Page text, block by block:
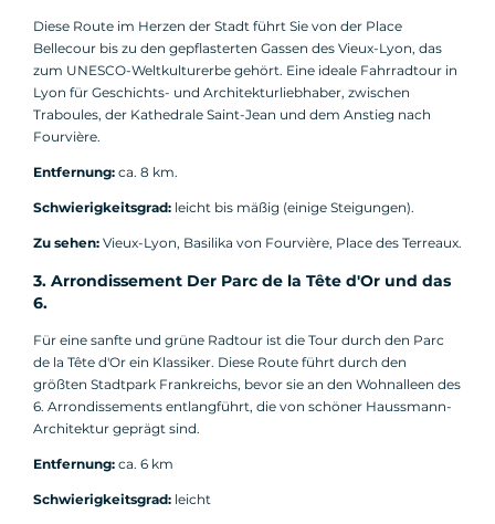
Diese Route im Herzen der Stadt führt Sie von der Place
Bellecour bis zu den gepflasterten Gassen des Vieux-Lyon, das
zum UNESCO-Weltkulturerbe gehört. Eine ideale Fahrradtour in
Lyon für Geschichts- und Architekturliebhaber, zwischen
Traboules, der Kathedrale Saint-Jean und dem Anstieg nach
Fourvière.
Entfernung: ca. 8 km.
Schwierigkeitsgrad: leicht bis mäßig (einige Steigungen).
Zu sehen: Vieux-Lyon, Basilika von Fourvière, Place des Terreaux.
3. Arrondissement Der Parc de la Tête d'Or und das
6.
Für eine sanfte und grüne Radtour ist die Tour durch den Parc
de la Tête d'Or ein Klassiker. Diese Route führt durch den
größten Stadtpark Frankreichs, bevor sie an den Wohnalleen des
6. Arrondissements entlangführt, die von schöner Haussmann-
Architektur geprägt sind.
Entfernung: ca. 6 km
Schwierigkeitsgrad: leicht